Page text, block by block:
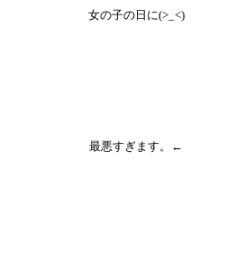
女の子の日に(>_<)
最悪すぎます。←